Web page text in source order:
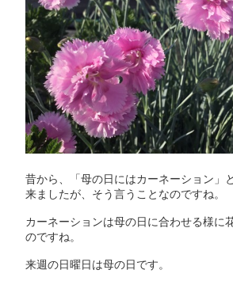
昔から、「母の日にはカーネーション」
来ましたが、そう言うことなのですね。
カーネーションは母の日に合わせる様に
のですね。
来週の日曜日は母の日です。